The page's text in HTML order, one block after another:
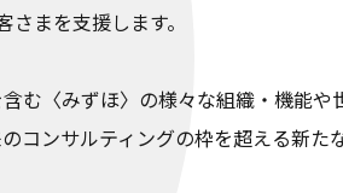
まを支援します。
む〈みずほ〉の様々な組織・機能や
コンサルティングの枠を超える新た